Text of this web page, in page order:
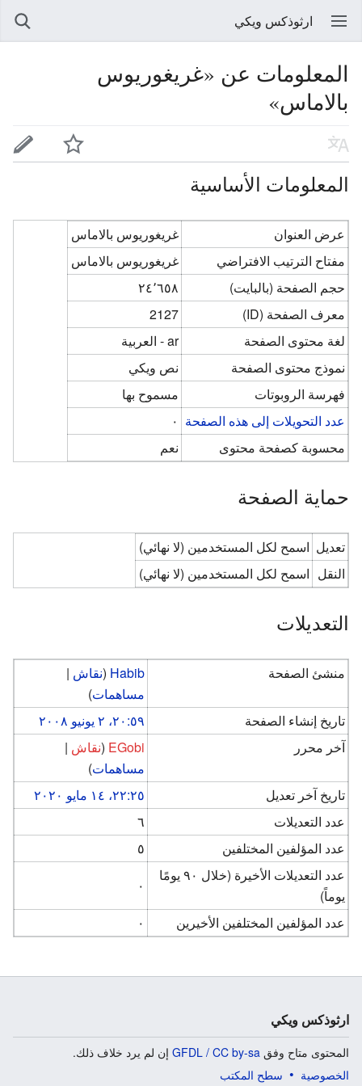
ارثوذكس ويكي
المعلومات عن «غريغوريوس
بالاماس»
المعلومات الأساسية
عرض العنوان
غريغوريوس بالاماس
مفتاح الترتيب الافتراضي
غريغوريوس بالاماس
حجم الصفحة (بالبايت)
٢٤٬٦٥٨
معرف الصفحة (ID)
2127
لغة محتوى الصفحة
ar - العربية
نموذج محتوى الصفحة
نص ويكي
فهرسة الروبوتات
مسموح بها
عدد التحويلات إلى هذه الصفحة ٠
محسوبة كصفحة محتوى
نعم
حماية الصفحة
تعديل اسمح لكل المستخدمين (لا نهائي)
النقل اسمح لكل المستخدمين (لا نهائي)
التعديلات
منشئ الصفحة Habib
(نقاش |
مساهمات)
تاريخ إنشاء الصفحة
٢٠:٥٩، ٢ يونيو ٢٠٠٨
آخر محرر
EGobi
(نقاش |
مساهمات)
تاريخ آخر تعديل
٢٢:٢٥، ١٤ مايو ٢٠٢٠
عدد التعديلات
٦
عدد المؤلفين المختلفين
٥
عدد التعديلات الأخيرة (خلال ٩٠ يومًا
يوماً)
٠
عدد المؤلفين المختلفين الأخيرين
٠
ارثوذكس ويكي
المحتوى متاح وفق GFDL / CC by-sa إن لم يرد خلاف ذلك.
الخصوصية
سطح المكتب